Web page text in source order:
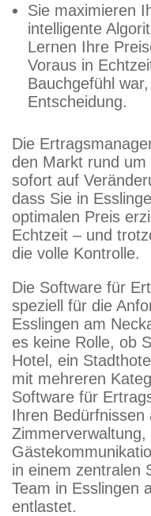
Sie maximieren
intelligente
Lernen Ihre
Voraus in
Bauchgefühl
Entscheidung.
Die
den Markt rund
sofort auf
dass Sie in
optimalen Preis
Echtzeit – und
die volle Kontrolle.
Die Software für
speziell für die
Esslingen am
es keine Rolle, ob
Hotel, ein
mit mehreren
Software für
Ihren
Zimmerverwaltung,
in einem zentralen
Team in Esslingen
entlastet.